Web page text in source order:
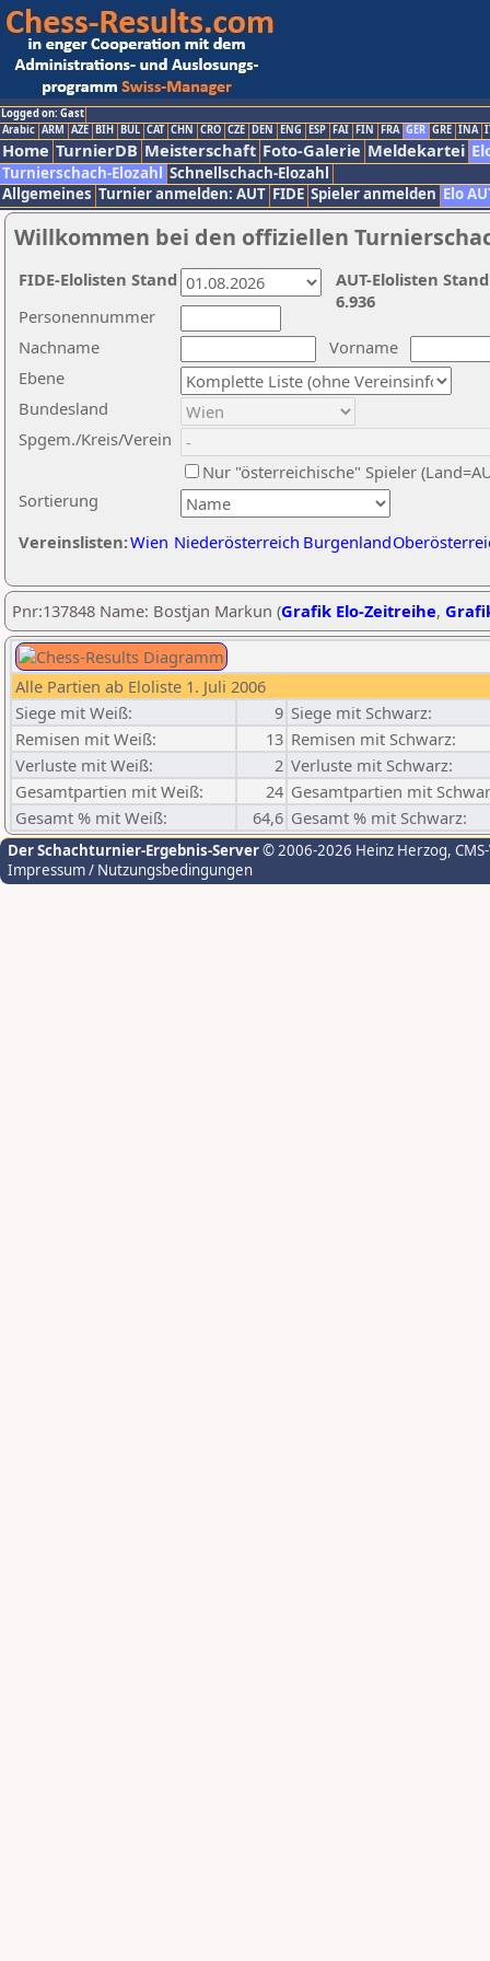
Logged on: Gast
Arabic ARM AZE BIH BUL CAT CHN CRO CZE DEN ENG ESP FAI FIN FRA GER GRE INA
Home TurnierDB Meisterschaft Foto-Galerie Meldekartei
Turnierschach-Elozahl Schnellschach-Elozahl
Allgemeines Turnier anmelden: AUT FIDE Spieler anmelden Elo
Willkommen bei den offiziellen
Nachname
Vorname
Ebene
Sortierung
Personennummer
Bundesland
Spgem./Kreis/Verein
Nur "österreichische" Spieler
Vereinslisten:Wien Niederösterreich Burgenland
AUT-Elolisten
6.936
FIDE-Elolisten Stand
Pnr:137848 Name: Bostjan Markun (Grafik Elo-Zeitreihe,
Alle Partien ab Eloliste 1. Juli 2006
Siege mit Weiß:
9 Siege mit Schwarz:
Remisen mit Weiß:
13 Remisen mit Schwarz:
Verluste mit Weiß:
2 Verluste mit Schwarz:
Gesamtpartien mit Weiß:
24 Gesamtpartien mit
Gesamt % mit Weiß:
64,6 Gesamt % mit Schwarz:
Der Schachturnier-Ergebnis-Server© 2006-2026 Heinz Herzog,
Impressum / Nutzungsbedingungen